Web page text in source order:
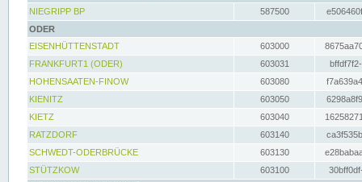
NIEGRIPP BP
587500
ODER
EISENHÜTTENSTADT
603000
FRANKFURT1 (ODER)
603031
HOHENSAATEN-FINOW
603080
KIENITZ
603050
KIETZ
603040
RATZDORF
603140
SCHWEDT-ODERBRÜCKE
603130
STÜTZKOW
603100